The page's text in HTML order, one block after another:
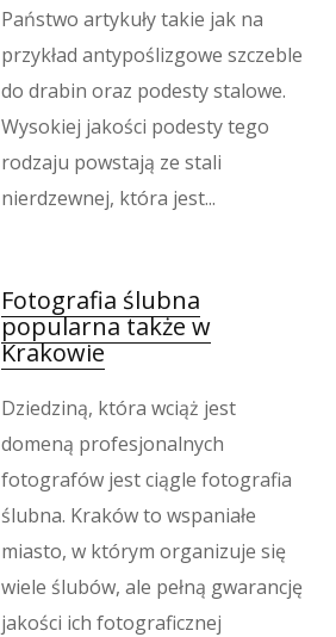
Państwo artykuły takie jak na
przykład antypoślizgowe szczeble
do drabin oraz podesty stalowe.
Wysokiej jakości podesty tego
rodzaju powstają ze stali
nierdzewnej, która jest...
Fotografia ślubna
popularna także w
Krakowie
Dziedziną, która wciąż jest
domeną profesjonalnych
fotografów jest ciągle fotografia
ślubna. Kraków to wspaniałe
miasto, w którym organizuje się
wiele ślubów, ale pełną gwarancję
jakości ich fotograficznej